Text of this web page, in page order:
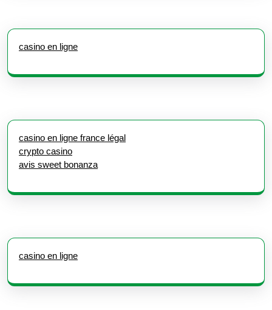
casino en ligne
casino en ligne france légal
crypto casino
avis sweet bonanza
casino en ligne